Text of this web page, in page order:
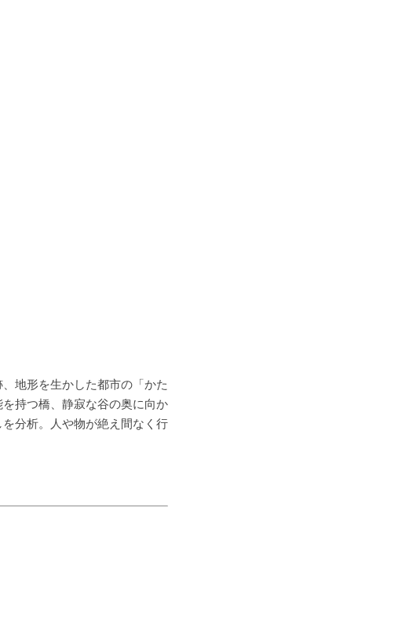
地形を生かした都市の「かた
持つ橋、静寂な谷の奥に向か
分析。人や物が絶え間なく行